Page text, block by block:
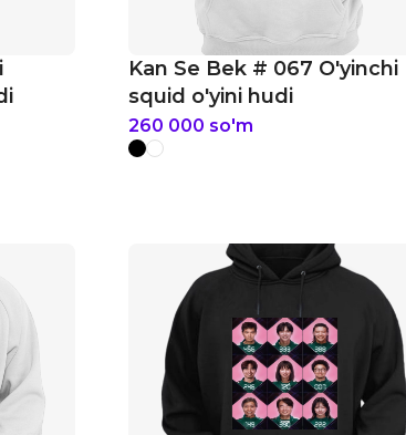
Kan Se Bek # 067 O'yinchi
squid o'yini hudi
260 000 so'm